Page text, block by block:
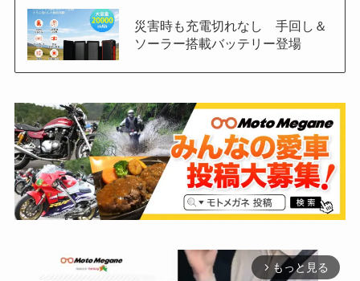
災害時も充電切れなし 手回し＆
ソーラー搭載バッテリー登場
arrow_forward_ios もっと見る